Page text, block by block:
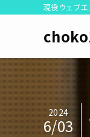
現役ウェブ
2024
6/03